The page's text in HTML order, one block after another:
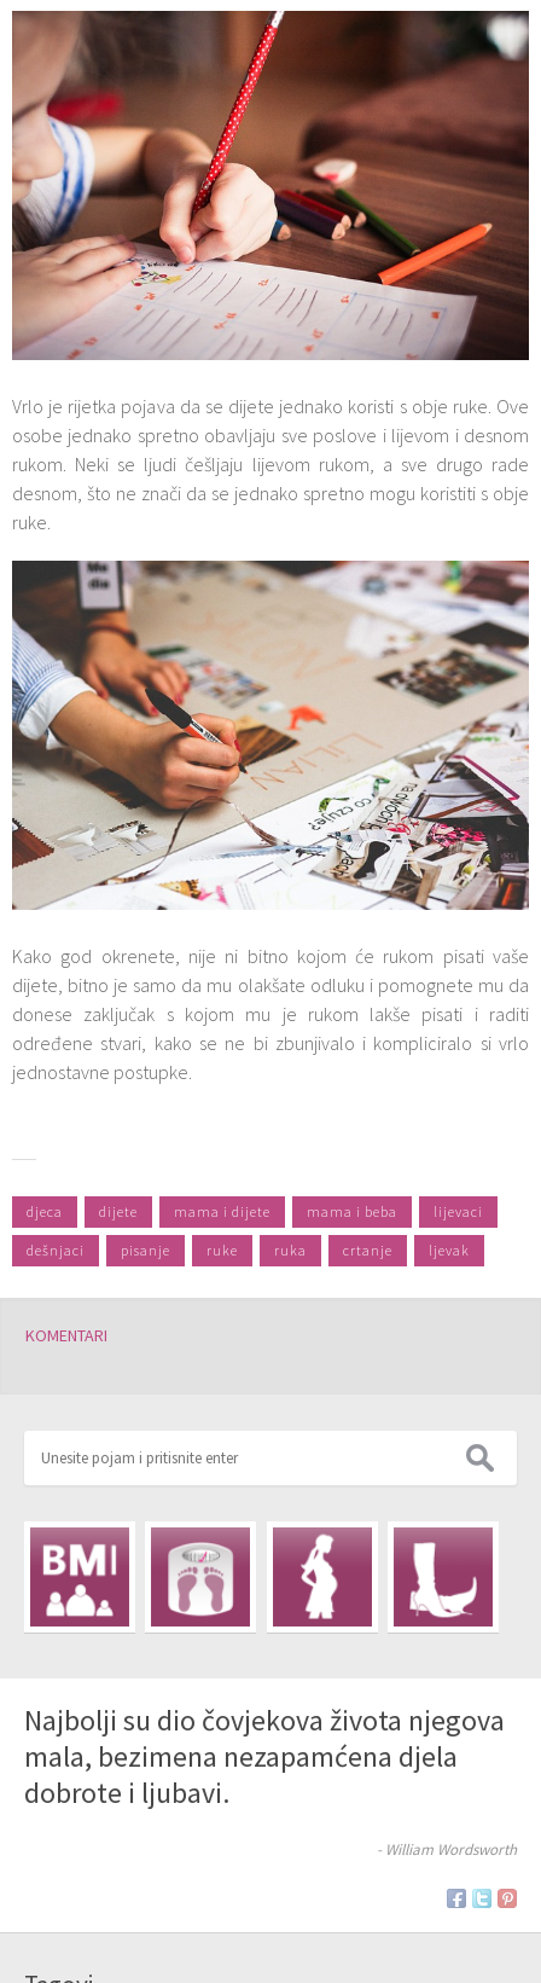
Vrlo je rijetka pojava da se dijete jednako koristi s obje ruke. Ove
osobe jednako spretno obavljaju sve poslove i lijevom i desnom
rukom. Neki se ljudi češljaju lijevom rukom, a sve drugo rade
desnom, što ne znači da se jednako spretno mogu koristiti s obje
ruke.
Kako god okrenete, nije ni bitno kojom će rukom pisati vaše
dijete, bitno je samo da mu olakšate odluku i pomognete mu da
donese zaključak s kojom mu je rukom lakše pisati i raditi
određene stvari, kako se ne bi zbunjivalo i kompliciralo si vrlo
jednostavne postupke.
djeca dijete mama i dijete mama i beba lijevaci
dešnjaci pisanje ruke ruka crtanje ljevak
KOMENTARI
Najbolji su dio čovjekova života njegova
mala, bezimena nezapamćena djela
dobrote i ljubavi.
- William Wordsworth